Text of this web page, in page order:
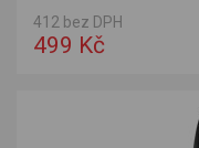
412 bez DPH
499 Kč